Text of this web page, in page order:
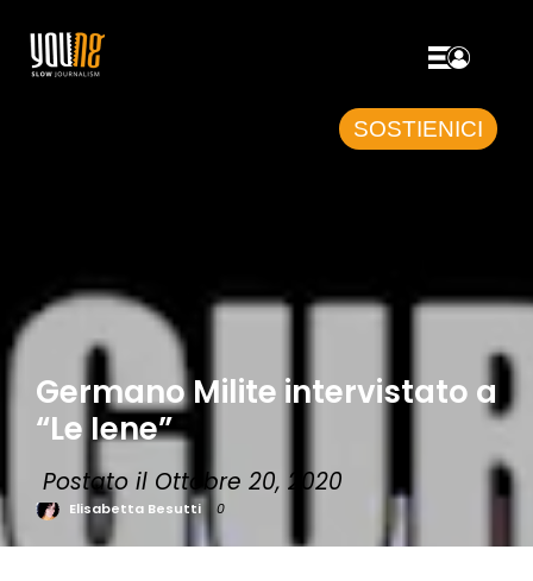
SOSTIENICI
Germano Milite intervistato a
“Le Iene”
Postato il Ottobre 20, 2020
Elisabetta Besutti 0